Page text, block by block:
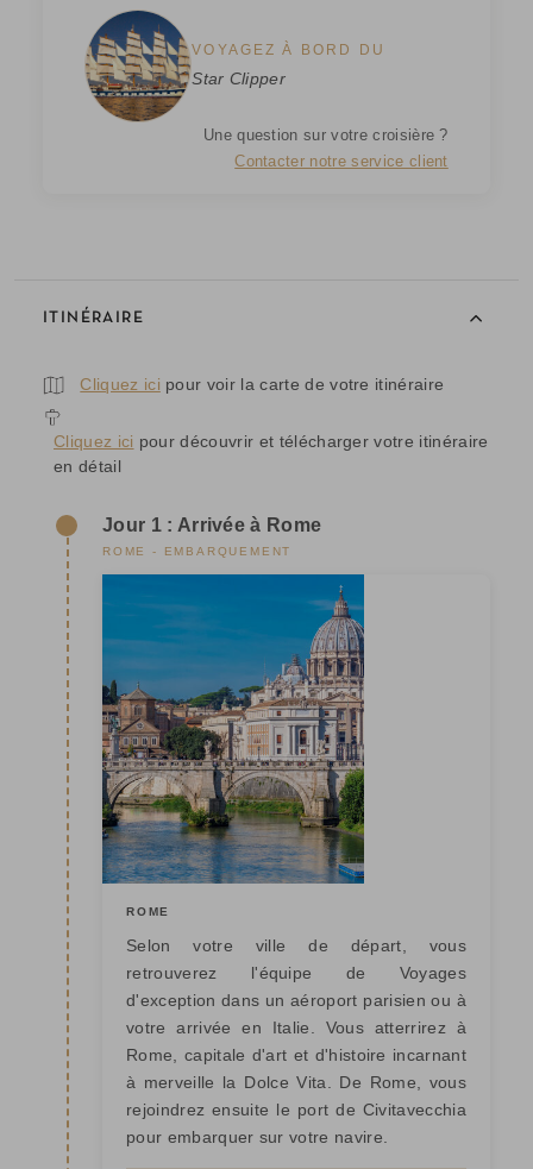
VOYAGEZ À BORD DU
Star Clipper
Une question sur votre croisière ?
Contacter notre service client
ITINÉRAIRE
Cliquez ici pour voir la carte de votre itinéraire
Cliquez ici pour découvrir et télécharger votre itinéraire
en détail
Jour 1 : Arrivée à Rome
ROME - EMBARQUEMENT
ROME
Selon votre ville de départ, vous
retrouverez l'équipe de Voyages
d'exception dans un aéroport parisien ou à
votre arrivée en Italie. Vous atterrirez à
Rome, capitale d'art et d'histoire incarnant
à merveille la Dolce Vita. De Rome, vous
rejoindrez ensuite le port de Civitavecchia
pour embarquer sur votre navire.